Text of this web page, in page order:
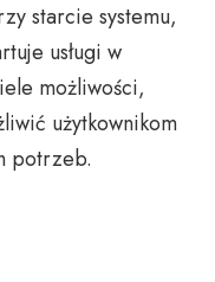
starcie systemu,
usługi w
możliwości,
użytkownikom
potrzeb.